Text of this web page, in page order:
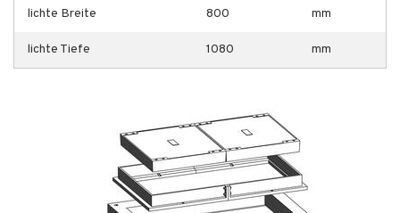
lichte Breite 800 mm
lichte Tiefe 1080 mm